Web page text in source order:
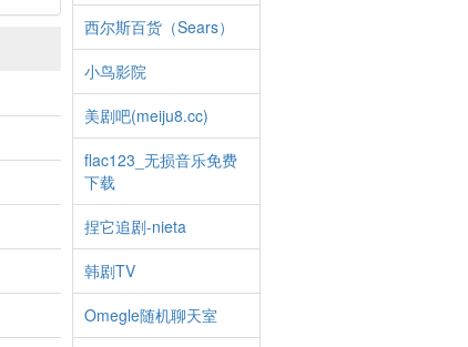
西尔斯百货（Sears）
小鸟影院
美剧吧(meiju8.cc)
flac123_无损音乐免费
下载
捏它追剧-nieta
韩剧TV
Omegle随机聊天室